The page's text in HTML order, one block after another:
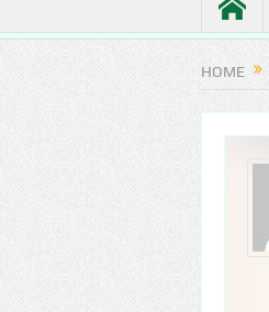
HOME